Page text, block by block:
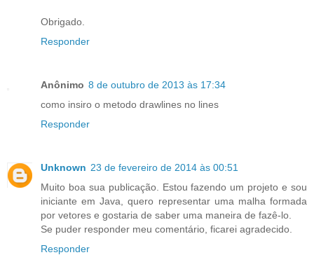
Obrigado.
Responder
Anônimo 8 de outubro de 2013 às 17:34
como insiro o metodo drawlines no lines
Responder
Unknown 23 de fevereiro de 2014 às 00:51
Muito boa sua publicação. Estou fazendo um projeto e sou
iniciante em Java, quero representar uma malha formada
por vetores e gostaria de saber uma maneira de fazê-lo.
Se puder responder meu comentário, ficarei agradecido.
Responder